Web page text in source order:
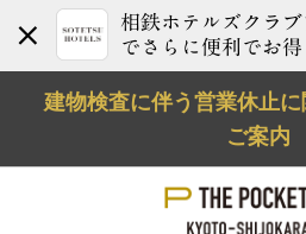
相鉄ホテルズクラブ
でさらに便利でお得
建物検査に伴う営業休止
ご案内